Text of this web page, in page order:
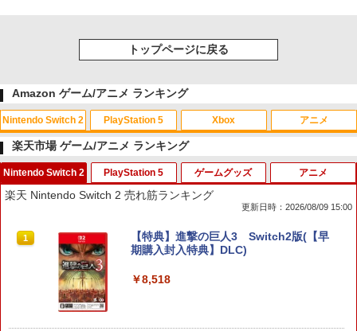
トップページに戻る
Amazon ゲーム/アニメ ランキング
Nintendo Switch 2
1
スプラトゥーン レイダース|オンライン
コード版
￥5,832
￥6,447
PlayStation 5
1
PlayStation 5 デジタル・エディション
日本語専用 Console Language: Japan
ese only (CFI-2200B01)
￥55,000
Xbox
1
【純正品】Xbox ワイヤレス コントロー
ラー + USB-C® ケーブル
￥8,300
【純正品】Xbox ワイヤレス コントロー
￥7,681
アニメ
1
劇場版「鬼滅の刃」無限城編 第一章 猗
窩座再来 通常版 [Blu-ray]
￥3,982
楽天市場 ゲーム/アニメ ランキング
Nintendo Switch 2
楽天 Nintendo Switch 2 売れ筋ランキング
更新日時：2026/08/09 15:00
1
【特典】進撃の巨人3 Switch2版(【早
期購入封入特典】DLC)
￥8,518
PlayStation 5 ゲームグッズ アニメ